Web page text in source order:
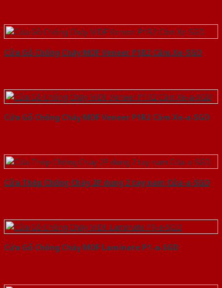
Cửa Gỗ Chống Cháy MDF Veneer P1R2 Căm Xe-SGD
Cửa Gỗ Chống Cháy MDF Veneer P1R2 Căm Xe-a-SGD
Cửa Thép Chống Cháy 2P dung 2 tay nam Cửa-a-SGD
Cửa Gỗ Chống Cháy MDF Laminate P1-a-SGD